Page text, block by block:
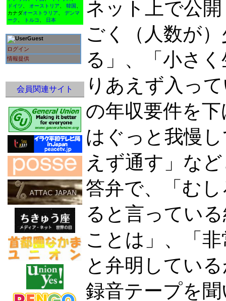
ドイツ
オーストリア 韓国
カナダオーストラリア
デンマ
ーク
トルコ 日本
Guest
ログイン
情報提供
会員関連サイト
ネット上で公
ごく（人数が
る」、「小さ
りあえず入っ
の年収要件を
はぐっと我慢
えず通す」な
答弁で、「む
ると言ってい
ことは」、「
と弁明してい
録音テープを